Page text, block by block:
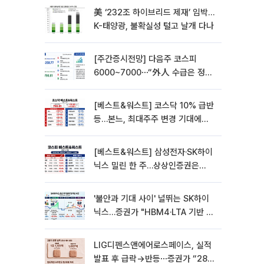
美 ‘232조 하이브리드 제재’ 임박…
K-태양광, 불확실성 털고 날개 다나
[주간증시전망] 다음주 코스피
6000~7000⋯“外人 수급은 정책
[베스트&워스트] 코스닥 10% 급반
등…본느, 최대주주 변경 기대에
[베스트&워스트] 삼성전자·SK하이
닉스 밀린 한 주…상상인증권은
'불안과 기대 사이' 널뛰는 SK하이
닉스…증권가 "HBM4·LTA 기반 펀
LIG디펜스앤에어로스페이스, 실적
발표 후 급락→반등⋯증권가 “28년